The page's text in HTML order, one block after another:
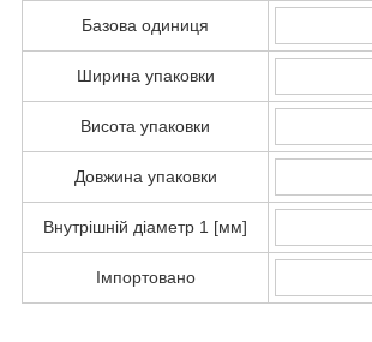
Базова одиниця
Ширина упаковки
Висота упаковки
Довжина упаковки
Внутрішній діаметр 1 [мм]
Імпортовано